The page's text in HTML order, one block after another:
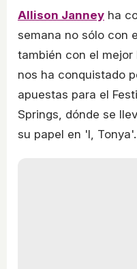
Allison Janney ha
semana no sólo con
también con el
nos ha conquistado
apuestas para el
Springs, dónde se
su papel en 'I, Tonya'.